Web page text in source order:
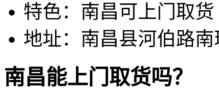
特色：南昌可上门取货
地址：南昌县河伯路
南昌能上门取货吗？